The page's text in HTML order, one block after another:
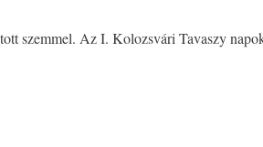
szemmel. Az I. Kolozsvári Tavaszy